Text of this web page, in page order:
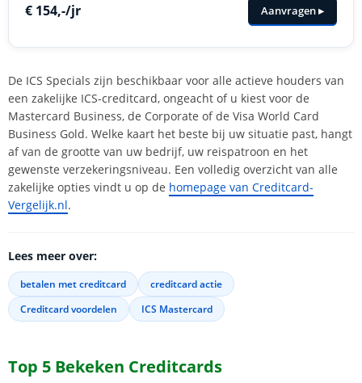
€ 154,-/jr Aanvragen ▸
De ICS Specials zijn beschikbaar voor alle actieve houders van
een zakelijke ICS-creditcard, ongeacht of u kiest voor de
Mastercard Business, de Corporate of de Visa World Card
Business Gold. Welke kaart het beste bij uw situatie past, hangt
af van de grootte van uw bedrijf, uw reispatroon en het
gewenste verzekeringsniveau. Een volledig overzicht van alle
zakelijke opties vindt u op de homepage van Creditcard-
Vergelijk.nl.
Lees meer over:
betalen met creditcard
creditcard actie
Creditcard voordelen
ICS Mastercard
Top 5 Bekeken Creditcards